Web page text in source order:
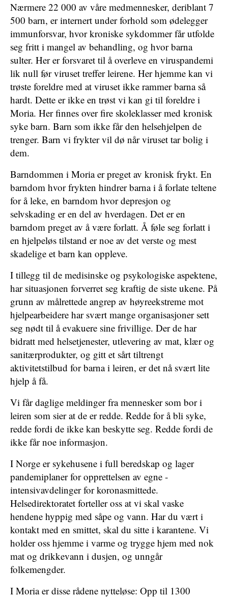
Nærmere 22 000 av våre medmennesker, deriblant 7
500 barn, er internert under forhold som ødelegger
immunforsvar, hvor kroniske sykdommer får utfolde
seg fritt i mangel av behandling, og hvor barna
sulter. Her er forsvaret til å overleve en viruspandemi
lik null før viruset treffer leirene. Her hjemme kan vi
trøste foreldre med at viruset ikke rammer barna så
hardt. Dette er ikke en trøst vi kan gi til foreldre i
Moria. Her finnes over fire skoleklasser med kronisk
syke barn. Barn som ikke får den helsehjelpen de
trenger. Barn vi frykter vil dø når viruset tar bolig i
dem.
Barndommen i Moria er preget av kronisk frykt. En
barndom hvor frykten hindrer barna i å forlate teltene
for å leke, en barndom hvor depresjon og
selvskading er en del av ­hverdagen. Det er en
barndom preget av å være forlatt. Å føle seg forlatt i
en hjelpeløs tilstand er noe av det verste og mest
skadelige et barn kan oppleve.
I tillegg til de medisinske og psykologiske aspektene,
har situasjonen forverret seg kraftig de siste ukene. På
grunn av målrettede angrep av høyreekstreme mot
hjelpearbeidere har svært mange organisasjoner sett
seg nødt til å evakuere sine frivillige. Der de har
bidratt med helsetjenester, utlevering av mat, klær og
sanitærprodukter, og gitt et sårt tiltrengt
aktivitetstilbud for barna i leiren, er det nå svært lite
hjelp å få.
Vi får daglige meldinger fra mennesker som bor i
leiren som sier at de er redde. Redde for å bli syke,
redde fordi de ikke kan beskytte seg. Redde fordi de
ikke får noe informasjon.
I Norge er sykehusene i full beredskap og lager
pandemiplaner for opprettelsen av egne ­
intensivavdelinger for koronasmittede.
Helsedirektoratet forteller oss at vi skal vaske
hendene hyppig med såpe og vann. Har du vært i
kontakt med en smittet, skal du sitte i karantene. Vi
holder oss hjemme i varme og trygge hjem med nok
mat og drikkevann i dusjen, og unngår
folkemengder.
I Moria er disse rådene nytteløse: Opp til 1300